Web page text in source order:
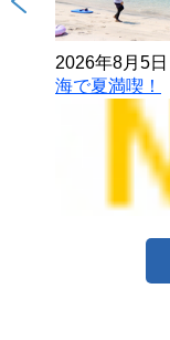
2026年8月5日
海で夏満喫！